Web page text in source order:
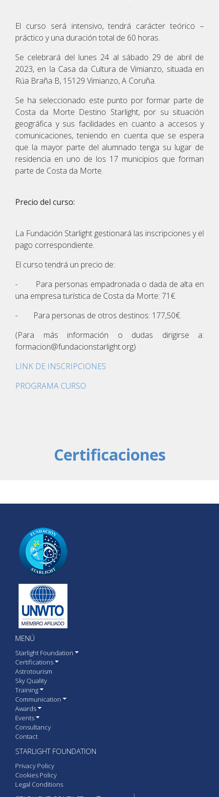
El curso será intensivo, tendrá carácter teórico –
práctico y una duración total de 60 horas.
Se celebrará del lunes 24 al sábado 29 de abril de
2023, en la Casa da Cultura de Vimianzo, situada en
Rúa Braña B, 15129 Vimianzo, A Coruña.
Se ha seleccionado este punto por formar parte de
Costa da Morte Destino Starlight, por su situación
geográfica y sus facilidades en cuanto a accesos y
comunicaciones, teniendo en cuenta que se espera
que la mayor parte del alumnado tenga su lugar de
residencia en uno de los 17 municipios que forman
parte de Costa da Morte.
Precio del curso:
La Fundación Starlight gestionará las inscripciones y el
pago correspondiente.
El curso tendrá un precio de:
- Para personas empadronada o dada de alta en
una empresa turística de Costa da Morte: 71€.
- Para personas de otros destinos: 177,50€.
(Para más información o dudas dirigirse a:
formacion@fundacionstarlight.org)
LINK DE INSCRIPCIONES
PROGRAMA CURSO
Certificaciones
MENÚ
Starlight Foundation
Certifications
Astrotourism
Sky Quality
Training
Communication
Awards
Events
Consultancy
Contact
STARLIGHT FOUNDATION
Privacy Policy
Cookies Policy
Legal Conditions